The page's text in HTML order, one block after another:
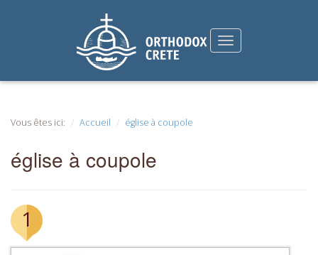
Vous êtes ici: Accueil église à coupole
église à coupole
1